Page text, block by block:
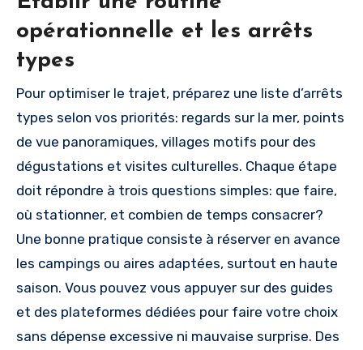
opérationnelle et les arrêts
types
Pour optimiser le trajet, préparez une liste d’arrêts
types selon vos priorités: regards sur la mer, points
de vue panoramiques, villages motifs pour des
dégustations et visites culturelles. Chaque étape
doit répondre à trois questions simples: que faire,
où stationner, et combien de temps consacrer?
Une bonne pratique consiste à réserver en avance
les campings ou aires adaptées, surtout en haute
saison. Vous pouvez vous appuyer sur des guides
et des plateformes dédiées pour faire votre choix
sans dépense excessive ni mauvaise surprise. Des